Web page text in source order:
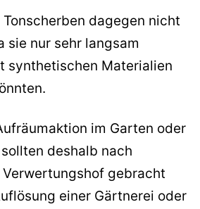
dagegen nicht
sie nur sehr langsam
synthetischen Materialien
im Garten oder
deshalb nach
gebracht
einer Gärtnerei oder